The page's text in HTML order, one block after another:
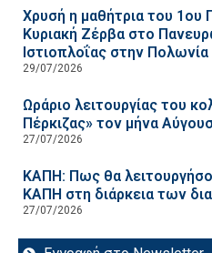
Χρυσή η μαθήτρια του 1ου
Κυριακή Ζέρβα στο
Ιστιοπλοΐας στην Πολωνία
29/07/2026
Ωράριο λειτουργίας του
Πέρκιζας» τον μήνα
27/07/2026
ΚΑΠΗ: Πως θα
ΚΑΠΗ στη διάρκεια των
27/07/2026